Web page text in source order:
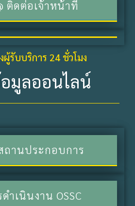
ติดต่อเจ้าหน้าที่
รับบริการ 24 ชั่วโมง
มูลออนไลน์
านประกอบการ
ำเนินงาน OSSC